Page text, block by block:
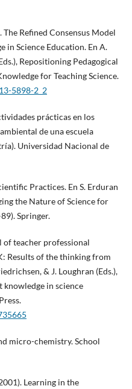
The Refined Consensus Model
in Science Education. En A.
Repositioning Pedagogical
for Teaching Science.
5898-2_2
prácticas en los
de una escuela
Universidad Nacional de
Practices. En S. Erduran
the Nature of Science for
Springer.
of teacher professional
Results of the thinking from
& J. Loughran (Eds.),
knowledge in science
micro-chemistry. School
Learning in the